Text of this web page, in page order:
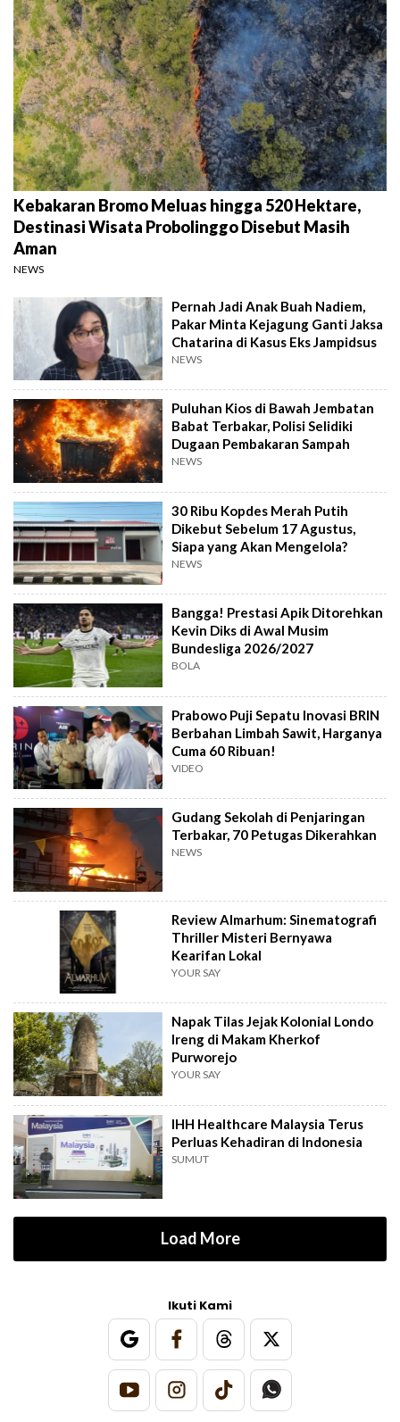
Kebakaran Bromo Meluas hingga 520 Hektare,
Destinasi Wisata Probolinggo Disebut Masih
Aman
NEWS
Pernah Jadi Anak Buah Nadiem,
Pakar Minta Kejagung Ganti Jaksa
Chatarina di Kasus Eks Jampidsus
NEWS
Puluhan Kios di Bawah Jembatan
Babat Terbakar, Polisi Selidiki
Dugaan Pembakaran Sampah
NEWS
30 Ribu Kopdes Merah Putih
Dikebut Sebelum 17 Agustus,
Siapa yang Akan Mengelola?
NEWS
Bangga! Prestasi Apik Ditorehkan
Kevin Diks di Awal Musim
Bundesliga 2026/2027
BOLA
Prabowo Puji Sepatu Inovasi BRIN
Berbahan Limbah Sawit, Harganya
Cuma 60 Ribuan!
VIDEO
Gudang Sekolah di Penjaringan
Terbakar, 70 Petugas Dikerahkan
NEWS
Review Almarhum: Sinematografi
Thriller Misteri Bernyawa
Kearifan Lokal
YOUR SAY
Napak Tilas Jejak Kolonial Londo
Ireng di Makam Kherkof
Purworejo
YOUR SAY
IHH Healthcare Malaysia Terus
Perluas Kehadiran di Indonesia
SUMUT
Load More
Ikuti Kami